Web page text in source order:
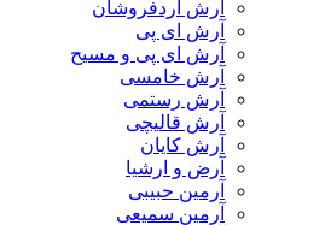
آرش آردفروشان
آرش ای پی
آرش ای پی و مسیح
آرش خامسی
آرش رستمی
آرش قالیچی
آرش کایان
​آرض و ارشیا
آرمین حبیبی
آرمین سمیعی